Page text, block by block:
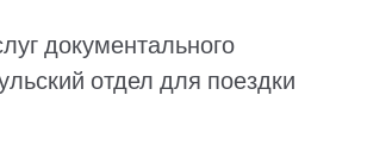
документального
отдел для поездки